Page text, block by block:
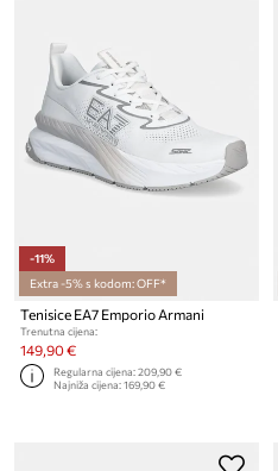
-11%
Extra -5% s kodom: OFF*
Tenisice EA7 Emporio Armani
Trenutna cijena:
149,90 €
Regularna cijena:209,90 €
Najniža cijena:169,90 €